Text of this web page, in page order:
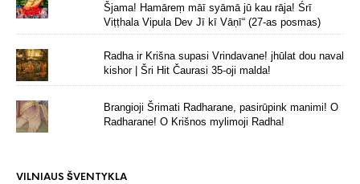
Šjama! Hamāreṃ māī syāmā jū kau rāja! Śrī
Viṭṭhala Vipula Dev Jī kī Vāṇī“ (27-as posmas)
Radha ir Krišna supasi Vrindavane! jhūlat dou naval
kishor | Šri Hit Čaurasi 35-oji malda!
Brangioji Šrimati Radharane, pasirūpink manimi! O
Radharane! O Krišnos mylimoji Radha!
VILNIAUS ŠVENTYKLA